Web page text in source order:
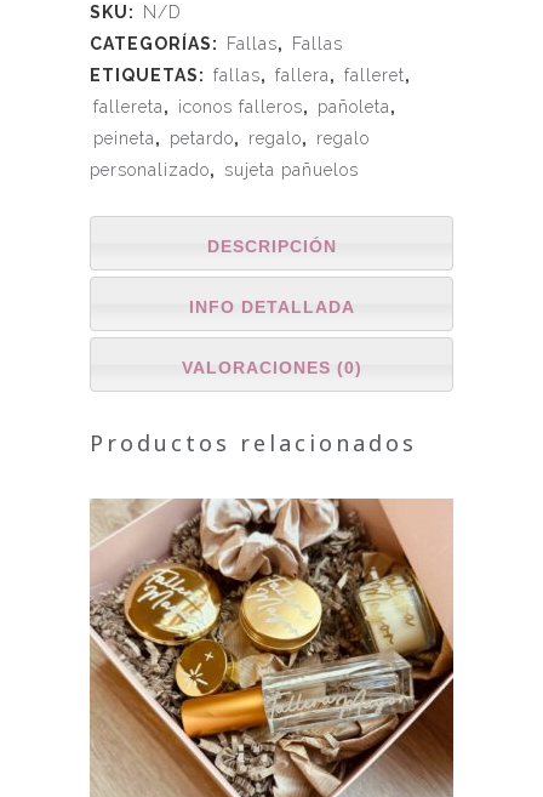
SKU:
N/D
CATEGORÍAS:
Fallas,
Fallas
ETIQUETAS: fallas, fallera, falleret,
fallereta, iconos falleros, pañoleta,
peineta, petardo, regalo,
regalo
personalizado, sujeta pañuelos
DESCRIPCIÓN
INFO DETALLADA
VALORACIONES (0)
Productos relacionados